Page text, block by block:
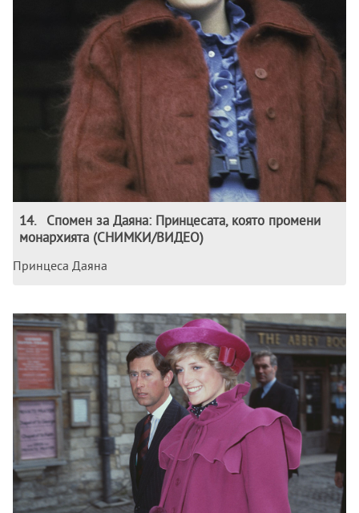
14.
Спомен за Даяна: Принцесата, която промени
монархията (СНИМКИ/ВИДЕО)
Принцеса Даяна